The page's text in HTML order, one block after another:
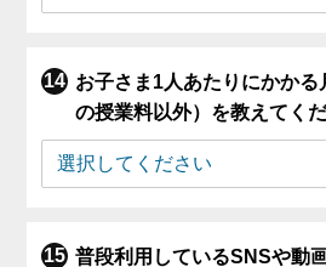
お子さま1人あたりにかか
の授業料以外）を教えてくだ
普段利用しているSNSや動